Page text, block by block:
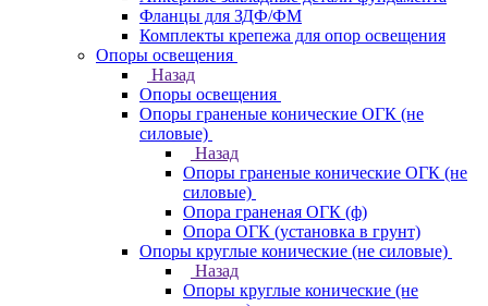
Фланцы для ЗДФ/ФМ
Комплекты крепежа для опор освещения
Опоры освещения
Назад
Опоры освещения
Опоры граненые конические ОГК (не
силовые)
Назад
Опоры граненые конические ОГК (не
силовые)
Опора граненая ОГК (ф)
Опора ОГК (установка в грунт)
Опоры круглые конические (не силовые)
Назад
Опоры круглые конические (не